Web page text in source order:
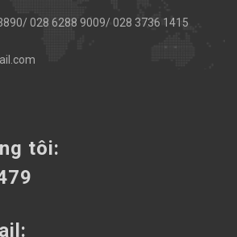
028 6288 9009/ 028 3736 1415
tôi: